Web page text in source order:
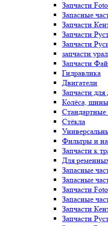
Запчасти
Запасные
Запчасти
Запчасти
Запчасти
запчасти
Запчасти
Гидравлика
Двигатели
Запчасти для
Колёса,
Стандартные
Стёкла
Фильтры и
Запчасти к
Для
Запасные
Запасные
Запчасти
Запасные
Запчасти
Запчасти